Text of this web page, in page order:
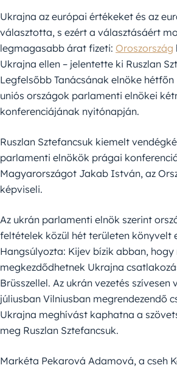
Ukrajna az európai értékeket és az
választotta, s ezért a választásáért
legmagasabb árat fizeti: Oroszország
Ukrajna ellen – jelentette ki Ruszlan
Legfelsőbb Tanácsának elnöke
uniós országok parlamenti elnökei
konferenciájának nyitónapján.
Ruszlan Sztefancsuk kiemelt
parlamenti elnökök prágai
Magyarországot Jakab István, az
képviseli.
Az ukrán parlamenti elnök szerint
feltételek közül hét területen könyvelt
Hangsúlyozta: Kijev bízik abban, hogy
megkezdődhetnek Ukrajna
Brüsszellel. Az ukrán vezetés szívesen
júliusban Vilniusban megrendezendő
Ukrajna meghívást kaphatna a
meg Ruszlan Sztefancsuk.
Markéta Pekarová Adamová, a cseh